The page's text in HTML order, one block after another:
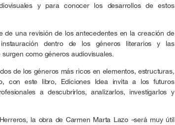
y para conocer los desarrollos de estos
de una revisión de los antecedentes en la creación de
dentro de los géneros literarios y las
como géneros audiovisuales.
de los géneros más ricos en elementos, estructuras,
con este libro, Ediciones Idea invita a los futuros
a descubrirlos, analizarlos, investigarlos y
la obra de Carmen Marta Lazo «será muy útil